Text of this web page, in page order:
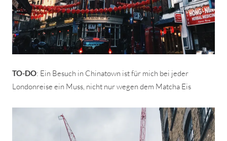
TO-DO: Ein Besuch in Chinatown ist für mich bei jeder
Londonreise ein Muss, nicht nur wegen dem Matcha Eis